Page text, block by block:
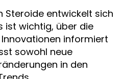
Steroide entwickelt sich
ist wichtig, über die
informiert
sowohl neue
in den